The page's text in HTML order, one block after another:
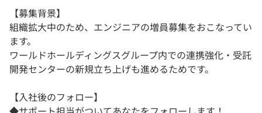
【募集背景】
組織拡大中のため、エンジニアの増員募集をおこなってい
ます。
ワールドホールディングスグループ内での連携強化・受託
開発センターの新規立ち上げも進めるためです。
【入社後のフォロー】